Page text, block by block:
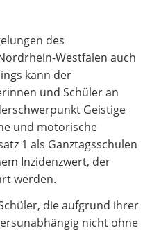
des
Westfalen auch
kann der
und Schüler an
Geistige
und motorische
1 als Ganztagsschulen
Inzidenzwert, der
werden.
die aufgrund ihrer
nicht ohne